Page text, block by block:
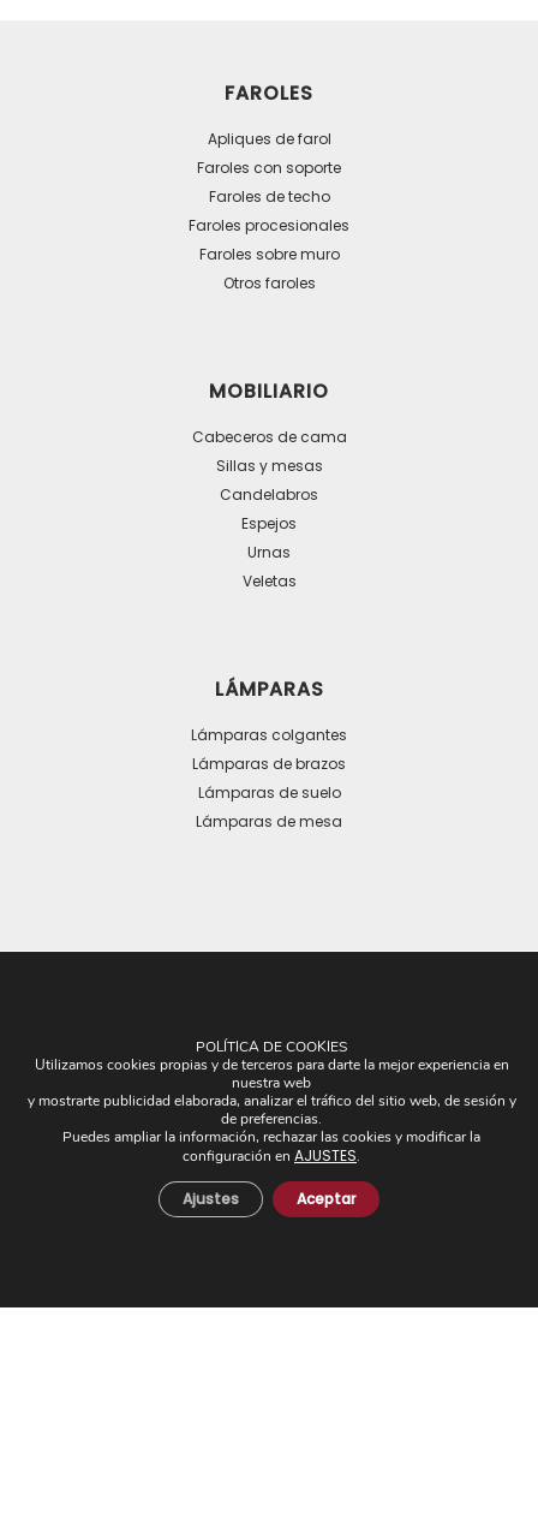
FAROLES
Apliques de farol
Faroles con soporte
Faroles de techo
Faroles procesionales
Faroles sobre muro
Otros faroles
MOBILIARIO
Cabeceros de cama
Sillas y mesas
Candelabros
Espejos
Urnas
Veletas
LÁMPARAS
Lámparas colgantes
Lámparas de brazos
Lámparas de suelo
Lámparas de mesa
Pantallas
Apliques de brazos
Piezas Únicas
Novedades
POLÍTICA DE COOKIES
Utilizamos cookies propias y de terceros para darte la mejor experiencia en
nuestra web
y mostrarte publicidad elaborada, analizar el tráfico del sitio web, de sesión y
de preferencias.
Puedes ampliar la información, rechazar las cookies y modificar la
configuración en AJUSTES.
Aceptar
Ajustes